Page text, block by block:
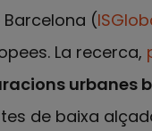
(
La recerca,
urbanes
de baixa